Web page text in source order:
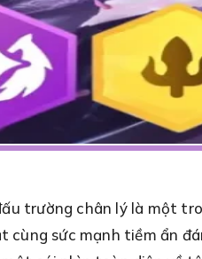
trường chân lý là một
cùng sức mạnh tiềm ẩn